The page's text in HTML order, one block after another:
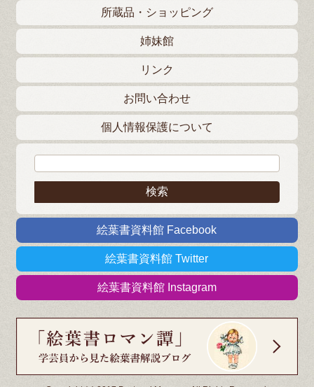
所蔵品・ショッピング
姉妹館
リンク
お問い合わせ
個人情報保護について
絵葉書資料館 Facebook
絵葉書資料館 Twitter
絵葉書資料館 Instagram